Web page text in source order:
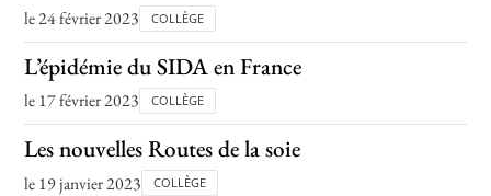
le 24 février 2023 COLLÈGE
L’épidémie du SIDA en France
le 17 février 2023 COLLÈGE
Les nouvelles Routes de la soie
le 19 janvier 2023 COLLÈGE